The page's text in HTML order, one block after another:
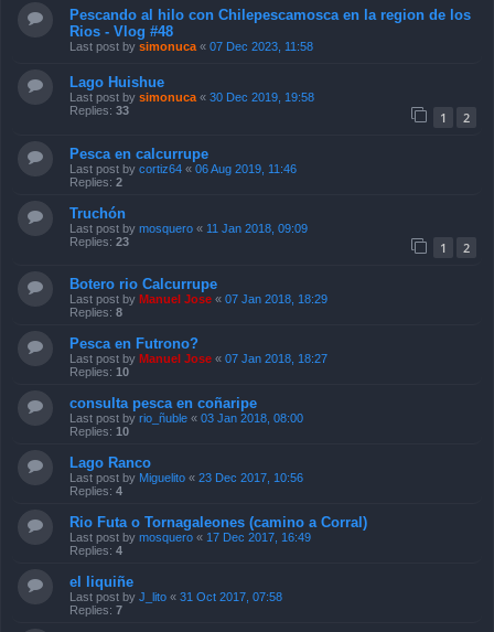
Pescando al hilo con Chilepescamosca en la region de los
Rios - Vlog #48
Last post by simonuca « 07 Dec 2023, 11:58
Lago Huishue
Last post by simonuca « 30 Dec 2019, 19:58
Replies: 33 1 2
Pesca en calcurrupe
Last post by cortiz64 « 06 Aug 2019, 11:46
Replies: 2
Truchón
Last post by mosquero « 11 Jan 2018, 09:09
Replies: 23 1 2
Botero rio Calcurrupe
Last post by Manuel Jose « 07 Jan 2018, 18:29
Replies: 8
Pesca en Futrono?
Last post by Manuel Jose « 07 Jan 2018, 18:27
Replies: 10
consulta pesca en coñaripe
Last post by rio_ñuble « 03 Jan 2018, 08:00
Replies: 10
Lago Ranco
Last post by Miguelito « 23 Dec 2017, 10:56
Replies: 4
Rio Futa o Tornagaleones (camino a Corral)
Last post by mosquero « 17 Dec 2017, 16:49
Replies: 4
el liquiñe
Last post by J_lito « 31 Oct 2017, 07:58
Replies: 7